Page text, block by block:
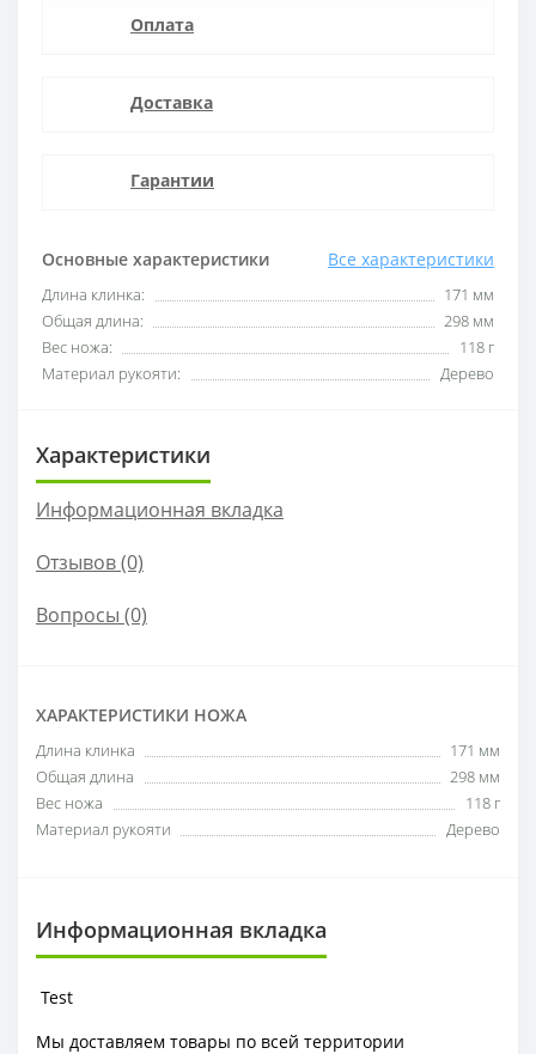
Основные характеристики Все характеристики
Длина клинка:
171 мм
Общая длина:
298 мм
Вес ножа:
118 г
Материал рукояти:
Дерево
Оплата
Доставка
Гарантии
Характеристики
Информационная вкладка
Отзывов (0)
Вопросы (0)
ХАРАКТЕРИСТИКИ НОЖА
Длина клинка
171 мм
Общая длина
298 мм
Вес ножа
118 г
Материал рукояти
Дерево
Информационная вкладка
Test
Мы доставляем товары по всей территории